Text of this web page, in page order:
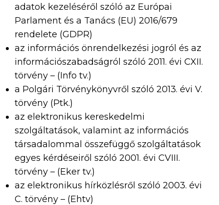
adatok kezeléséről szóló az Európai
Parlament és a Tanács (EU) 2016/679
rendelete (GDPR)
az információs önrendelkezési jogról és az
információszabadságról szóló 2011. évi CXII.
törvény – (Info tv.)
a Polgári Törvénykönyvről szóló 2013. évi V.
törvény (Ptk.)
az elektronikus kereskedelmi
szolgáltatások, valamint az információs
társadalommal összefüggő szolgáltatások
egyes kérdéseiről szóló 2001. évi CVIII.
törvény – (Eker tv.)
az elektronikus hírközlésről szóló 2003. évi
C. törvény – (Ehtv)